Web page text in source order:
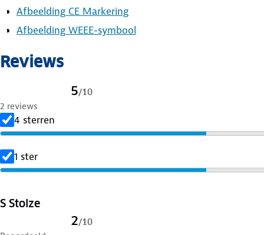
auto wordt uitgeschakeld en begint de normale
Afbeelding CE Markering
Afbeelding WEEE-symbool
Reviews
5/10
2 reviews
4 sterren
1 ster
S Stolze
2/10